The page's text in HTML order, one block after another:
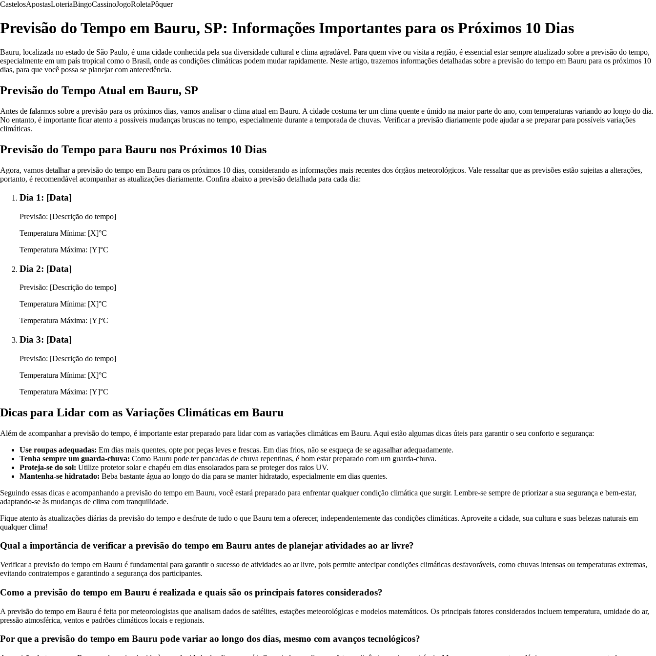
CastelosApostasLoteriaBingoCassinoJogoRoletaPôquer
Previsão do Tempo em Bauru, SP: Informações Importantes para os Próximos 10 Dias
Bauru, localizada no estado de São Paulo, é uma cidade conhecida pela sua diversidade cultural e clima agradável. Para quem vive ou visita a região, é essencial estar sempre atualizado sobre a previsão do tempo,
especialmente em um país tropical como o Brasil, onde as condições climáticas podem mudar rapidamente. Neste artigo, trazemos informações detalhadas sobre a previsão do tempo em Bauru para os próximos 10
dias, para que você possa se planejar com antecedência.
Previsão do Tempo Atual em Bauru, SP
Antes de falarmos sobre a previsão para os próximos dias, vamos analisar o clima atual em Bauru. A cidade costuma ter um clima quente e úmido na maior parte do ano, com temperaturas variando ao longo do dia.
No entanto, é importante ficar atento a possíveis mudanças bruscas no tempo, especialmente durante a temporada de chuvas. Verificar a previsão diariamente pode ajudar a se preparar para possíveis variações
climáticas.
Previsão do Tempo para Bauru nos Próximos 10 Dias
Agora, vamos detalhar a previsão do tempo em Bauru para os próximos 10 dias, considerando as informações mais recentes dos órgãos meteorológicos. Vale ressaltar que as previsões estão sujeitas a alterações,
portanto, é recomendável acompanhar as atualizações diariamente. Confira abaixo a previsão detalhada para cada dia:
Dia 1: [Data]
Previsão: [Descrição do tempo]
Temperatura Mínima: [X]°C
Temperatura Máxima: [Y]°C
Dia 2: [Data]
Previsão: [Descrição do tempo]
Temperatura Mínima: [X]°C
Temperatura Máxima: [Y]°C
Dia 3: [Data]
Previsão: [Descrição do tempo]
Temperatura Mínima: [X]°C
Temperatura Máxima: [Y]°C
Dicas para Lidar com as Variações Climáticas em Bauru
Além de acompanhar a previsão do tempo, é importante estar preparado para lidar com as variações climáticas em Bauru. Aqui estão algumas dicas úteis para garantir o seu conforto e segurança:
Use roupas adequadas: Em dias mais quentes, opte por peças leves e frescas. Em dias frios, não se esqueça de se agasalhar adequadamente.
Tenha sempre um guarda-chuva: Como Bauru pode ter pancadas de chuva repentinas, é bom estar preparado com um guarda-chuva.
Proteja-se do sol: Utilize protetor solar e chapéu em dias ensolarados para se proteger dos raios UV.
Mantenha-se hidratado: Beba bastante água ao longo do dia para se manter hidratado, especialmente em dias quentes.
Seguindo essas dicas e acompanhando a previsão do tempo em Bauru, você estará preparado para enfrentar qualquer condição climática que surgir. Lembre-se sempre de priorizar a sua segurança e bem-estar,
adaptando-se às mudanças de clima com tranquilidade.
Fique atento às atualizações diárias da previsão do tempo e desfrute de tudo o que Bauru tem a oferecer, independentemente das condições climáticas. Aproveite a cidade, sua cultura e suas belezas naturais em
qualquer clima!
Qual a importância de verificar a previsão do tempo em Bauru antes de planejar atividades ao ar livre?
Verificar a previsão do tempo em Bauru é fundamental para garantir o sucesso de atividades ao ar livre, pois permite antecipar condições climáticas desfavoráveis, como chuvas intensas ou temperaturas extremas,
evitando contratempos e garantindo a segurança dos participantes.
Como a previsão do tempo em Bauru é realizada e quais são os principais fatores considerados?
A previsão do tempo em Bauru é feita por meteorologistas que analisam dados de satélites, estações meteorológicas e modelos matemáticos. Os principais fatores considerados incluem temperatura, umidade do ar,
pressão atmosférica, ventos e padrões climáticos locais e regionais.
Por que a previsão do tempo em Bauru pode variar ao longo dos dias, mesmo com avanços tecnológicos?